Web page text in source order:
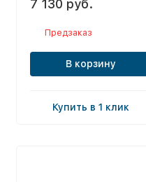
7 130 руб.
Предзаказ
В корзину
Купить в 1 клик